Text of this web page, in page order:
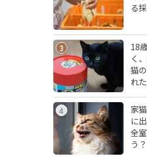
る
3
18
く
猫
れ
4
家
に
全
う？